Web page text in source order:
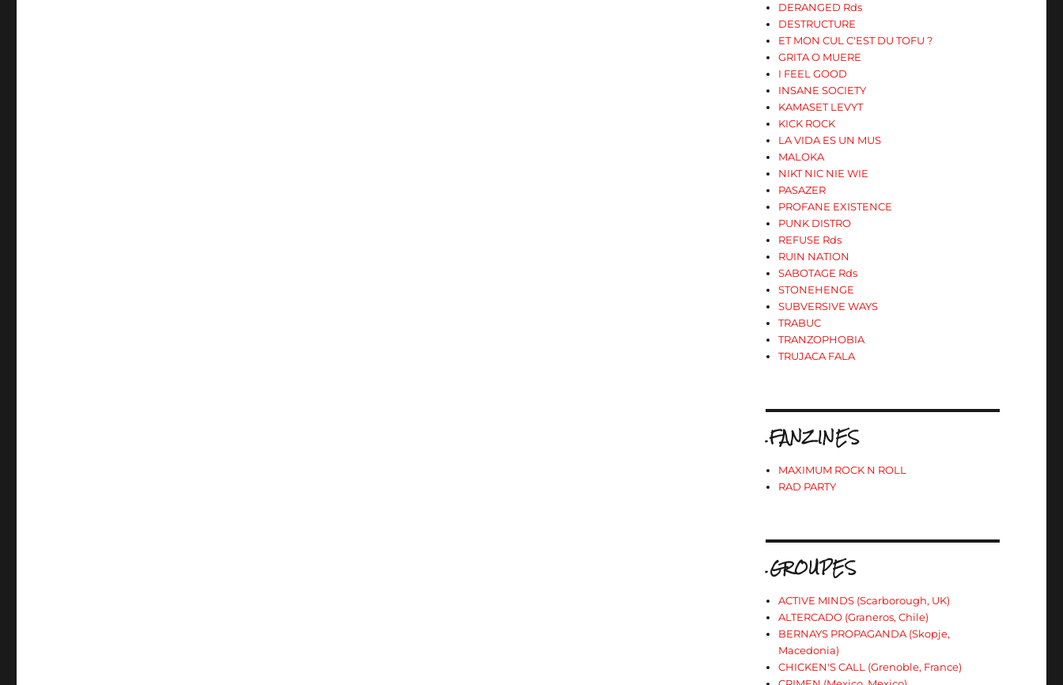
DERANGED Rds
DESTRUCTURE
ET MON CUL C'EST DU TOFU ?
GRITA O MUERE
I FEEL GOOD
INSANE SOCIETY
KAMASET LEVYT
KICK ROCK
LA VIDA ES UN MUS
MALOKA
NIKT NIC NIE WIE
PASAZER
PROFANE EXISTENCE
PUNK DISTRO
REFUSE Rds
RUIN NATION
SABOTAGE Rds
STONEHENGE
SUBVERSIVE WAYS
TRABUC
TRANZOPHOBIA
TRUJACA FALA
.FANZINES
MAXIMUM ROCK N ROLL
RAD PARTY
.GROUPES
ACTIVE MINDS (Scarborough, UK)
ALTERCADO (Graneros, Chile)
BERNAYS PROPAGANDA (Skopje,
Macedonia)
CHICKEN'S CALL (Grenoble, France)